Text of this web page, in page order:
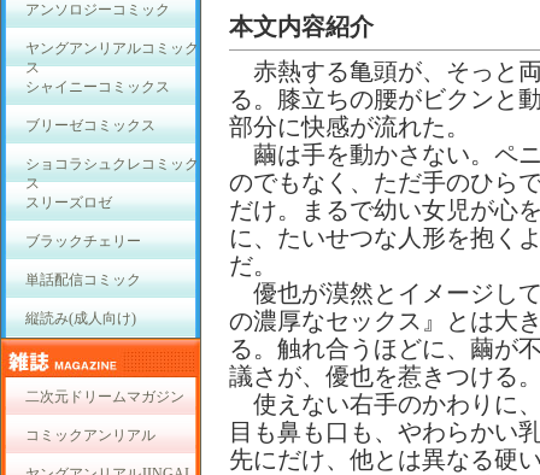
アンソロジーコミック
ヤングアンリアルコミック
ス
シャイニーコミックス
ブリーゼコミックス
ショコラシュクレコミック
ス
スリーズロゼ
ブラックチェリー
単話配信コミック
縦読み(成人向け)
二次元ドリームマガジン
コミックアンリアル
本文内容紹介
赤熱する亀頭が、そっと
る。膝立ちの腰がビクンと
部分に快感が流れた。
繭は手を動かさない。ペ
のでもなく、ただ手のひら
だけ。まるで幼い女児が心
に、たいせつな人形を抱く
だ。
優也が漠然とイメージし
の濃厚なセックス』とは大
る。触れ合うほどに、繭が
議さが、優也を惹きつける
使えない右手のかわりに
目も鼻も口も、やわらかい
先にだけ、他とは異なる硬